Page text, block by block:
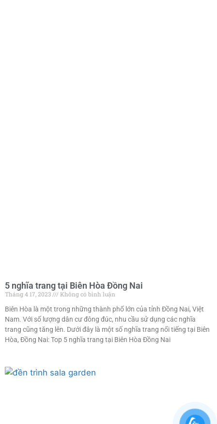
5 nghĩa trang tại Biên Hòa Đồng Nai
Tháng 4 17, 2023
Không có bình luận
Biên Hòa là một trong những thành phố lớn của tỉnh Đồng Nai, Việt
Nam. Với số lượng dân cư đông đúc, nhu cầu sử dụng các nghĩa
trang cũng tăng lên. Dưới đây là một số nghĩa trang nổi tiếng tại Biên
Hòa, Đồng Nai: Top 5 nghĩa trang tại Biên Hòa Đồng Nai